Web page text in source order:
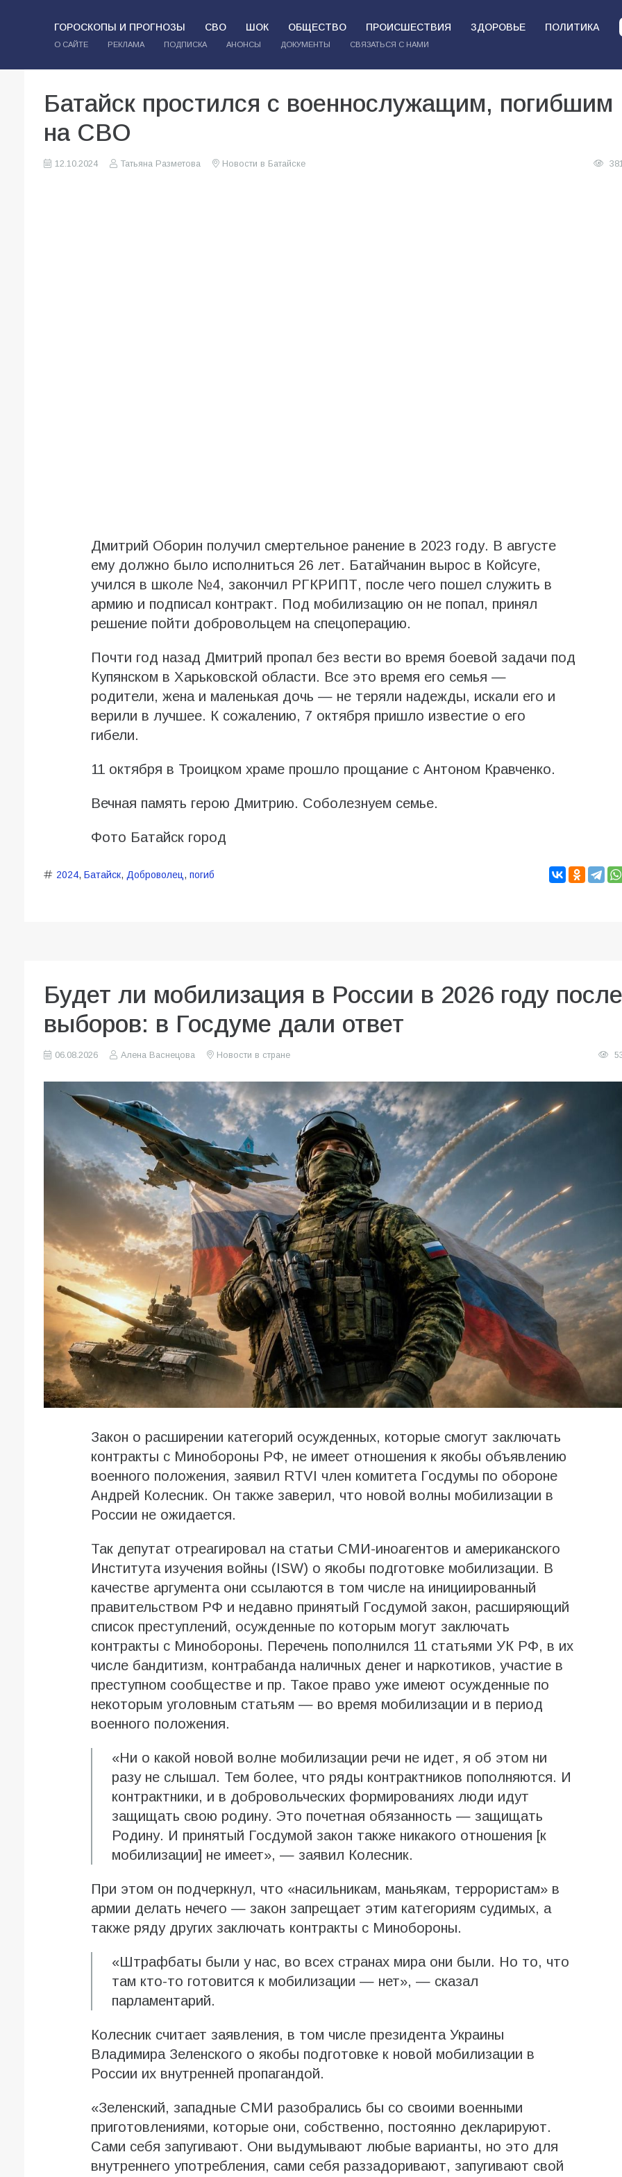
ГОРОСКОПЫ И ПРОГНОЗЫ СВО ШОК ОБЩЕСТВО ПРОИСШЕСТВИЯ ЗДОРОВЬЕ ПОЛИТИКА
О САЙТЕ РЕКЛАМА ПОДПИСКА АНОНСЫ ДОКУМЕНТЫ СВЯЗАТЬСЯ С НАМИ
Батайск простился с военнослужащим, погибшим
на СВО
12.10.2024 Татьяна Разметова Новости в Батайске
Дмитрий Оборин получил смертельное ранение в 2023 году. В августе
ему должно было исполниться 26 лет. Батайчанин вырос в Койсуге,
учился в школе №4, закончил РГКРИПТ, после чего пошел служить в
армию и подписал контракт. Под мобилизацию он не попал, принял
решение пойти добровольцем на спецоперацию.
Почти год назад Дмитрий пропал без вести во время боевой задачи под
Купянском в Харьковской области. Все это время его семья —
родители, жена и маленькая дочь — не теряли надежды, искали его и
верили в лучшее. К сожалению, 7 октября пришло известие о его
гибели.
11 октября в Троицком храме прошло прощание с Антоном Кравченко.
Вечная память герою Дмитрию. Соболезнуем семье.
Фото Батайск город
2024, Батайск, Доброволец , погиб
Будет ли мобилизация в России в 2026 году после
выборов: в Госдуме дали ответ
06.08.2026 Алена Васнецова Новости в стране
Закон о расширении категорий осужденных, которые смогут заключать
контракты с Минобороны РФ, не имеет отношения к якобы объявлению
военного положения, заявил RTVI член комитета Госдумы по обороне
Андрей Колесник. Он также заверил, что новой волны мобилизации в
России не ожидается.
Так депутат отреагировал на статьи СМИ-иноагентов и американского
Института изучения войны (ISW) о якобы подготовке мобилизации. В
качестве аргумента они ссылаются в том числе на инициированный
правительством РФ и недавно принятый Госдумой закон, расширяющий
список преступлений, осужденные по которым могут заключать
контракты с Минобороны. Перечень пополнился 11 статьями УК РФ, в их
числе бандитизм, контрабанда наличных денег и наркотиков, участие в
преступном сообществе и пр. Такое право уже имеют осужденные по
некоторым уголовным статьям — во время мобилизации и в период
военного положения.
«Ни о какой новой волне мобилизации речи не идет, я об этом ни
разу не слышал. Тем более, что ряды контрактников пополняются. И
контрактники, и в добровольческих формированиях люди идут
защищать свою родину. Это почетная обязанность — защищать
Родину. И принятый Госдумой закон также никакого отношения [к
мобилизации] не имеет», — заявил Колесник.
При этом он подчеркнул, что «насильникам, маньякам, террористам» в
армии делать нечего — закон запрещает этим категориям судимых, а
также ряду других заключать контракты с Минобороны.
«Штрафбаты были у нас, во всех странах мира они были. Но то, что
там кто-то готовится к мобилизации — нет», — сказал
парламентарий.
Колесник считает заявления, в том числе президента Украины
Владимира Зеленского о якобы подготовке к новой мобилизации в
России их внутренней пропагандой.
«Зеленский, западные СМИ разобрались бы со своими военными
приготовлениями, которые они, собственно, постоянно декларируют.
Сами себя запугивают. Они выдумывают любые варианты, но это для
внутреннего употребления, сами себя раззадоривают, запугивают свой